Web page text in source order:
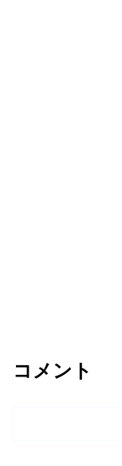
コメント